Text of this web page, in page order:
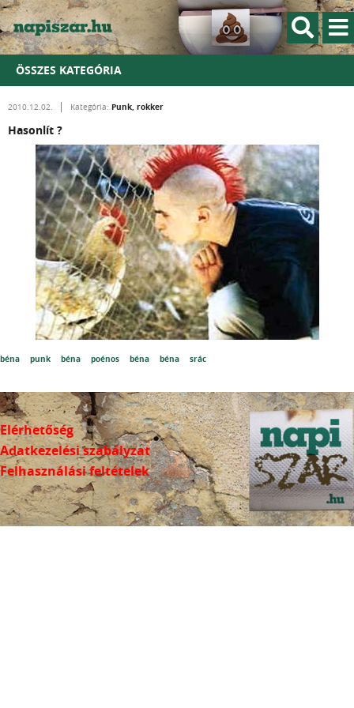
ÖSSZES KATEGÓRIA
2010.12.02. Kategória: Punk, rokker
Hasonlít ?
béna punk béna poénos béna béna srác
Elérhetőség
Adatkezelési szabályzat
Felhasználási feltételek